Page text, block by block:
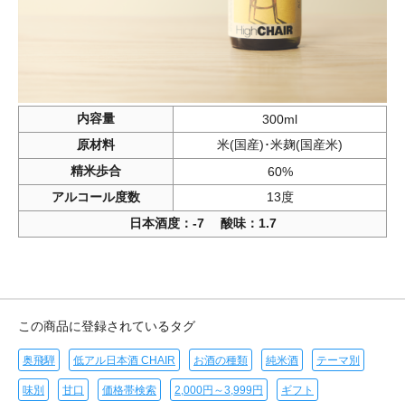
内容量
300ml
原材料
米(国産)･米麹(国産米)
精米歩合
60%
アルコール度数
13度
日本酒度：‐7 酸味：1.7
この商品に登録されているタグ
奥飛騨 低アル日本酒 CHAIR お酒の種類 純米酒 テーマ別
味別 甘口 価格帯検索 2,000円～3,999円 ギフト